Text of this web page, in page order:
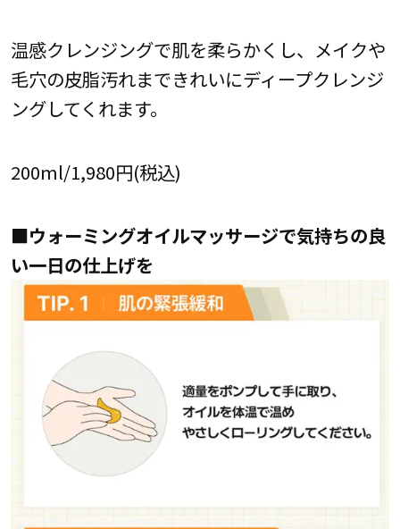
温感クレンジングで肌を柔らかくし、メイクや
毛穴の皮脂汚れまできれいにディープクレンジ
ングしてくれます。
200ml/1,980円(税込)
■ウォーミングオイルマッサージで気持ちの良
い一日の仕上げを